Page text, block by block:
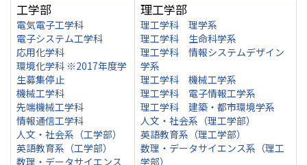
工学部
電気電子工学科
電子システム工学科
応用化学科
環境化学科 ※2017年度学
生募集停止
機械工学科
先端機械工学科
情報通信工学科
人文・社会系（工学部）
英語教育系（工学部）
数理・データサイエンス
理工学部
理工学科 理学系
理工学科 生命科学系
理工学科 情報システムデザイン
学系
理工学科 機械工学系
理工学科 電子情報工学系
理工学科 建築・都市環境学系
人文・社会系（理工学部）
英語教育系（理工学部）
数理・データサイエンス系（理工
学部）